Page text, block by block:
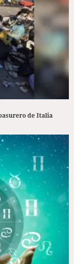
de Italia